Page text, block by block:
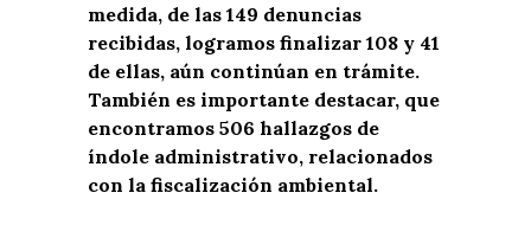
medida, de las 149 denuncias
recibidas, logramos finalizar 108 y 41
de ellas, aún continúan en trámite.
También es importante destacar, que
encontramos 506 hallazgos de
índole administrativo, relacionados
con la fiscalización ambiental.